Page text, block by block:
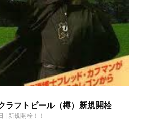
ラフトビール（樽）新規開栓
新規開栓！！